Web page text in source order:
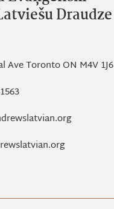
Draudze
ON M4V 1J6
Ave Toronto ON M4V 1J6